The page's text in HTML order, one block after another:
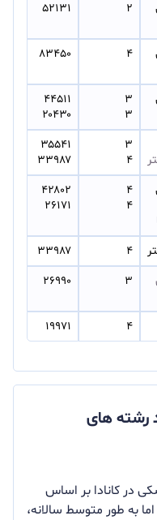
۲ ۵۲۱۳۱
۴ ۸۳۴۵۰
۳
۳
۴۴۵۱۱
۲۰۴۳۰
۳
۴
۳۵۵۴۱
۳۳۹۸۷
۴
۴
۴۲۸۰۲
۲۶۱۷۱
۴
۳۳۹۸۷
۳ ۲۶۹۹۰
۴ ۱۹۹۷۱
رشته های
در کانادا بر اساس
به طور متوسط ​​سالانه،